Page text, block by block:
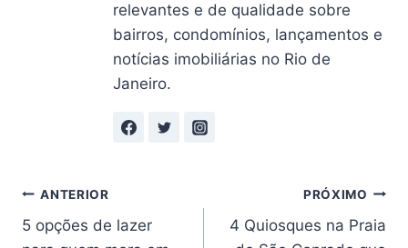
relevantes e de qualidade sobre
bairros, condomínios, lançamentos e
notícias imobiliárias no Rio de
Janeiro.
Navegação
de
ANTERIOR
5 opções de lazer
PRÓXIMO
4 Quiosques na Praia